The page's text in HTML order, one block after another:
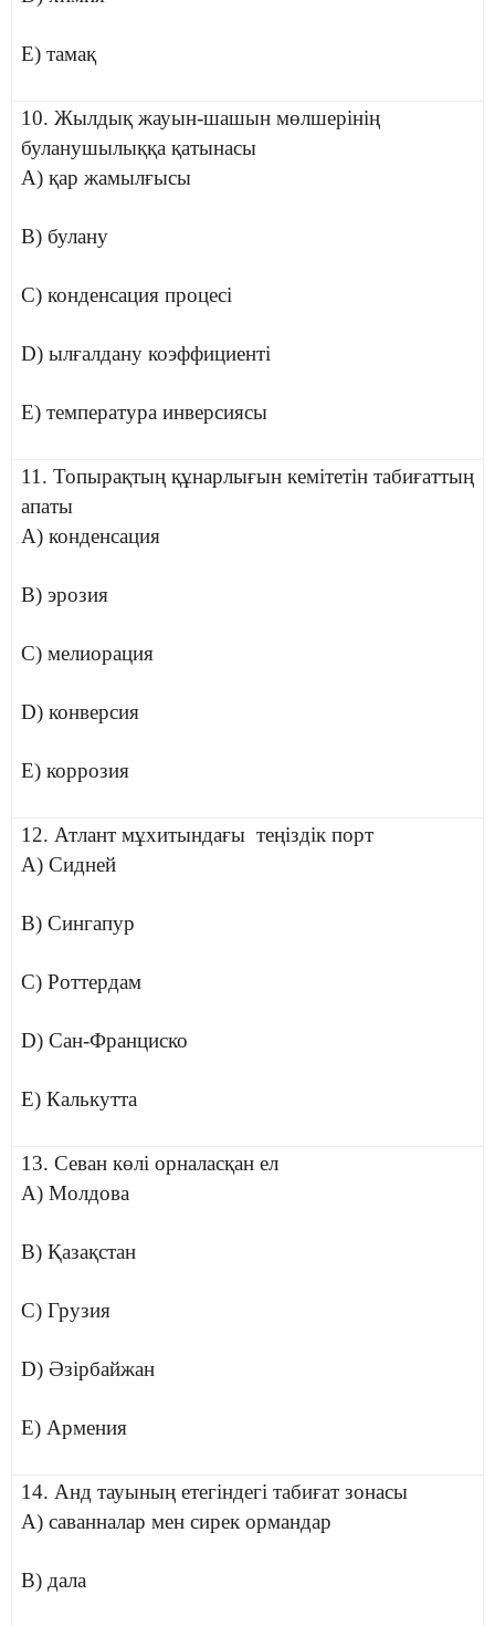
E) тамақ
10. Жылдық жауын-шашын мөлшерінің
буланушылыққа қатынасы
A) қар жамылғысы
B) булану
C) конденсация процесі
D) ылғалдану коэффициенті
E) температура инверсиясы
11. Топырақтың құнарлығын кемітетін табиғаттың
апаты
A) конденсация
B) эрозия
C) мелиорация
D) конверсия
E) коррозия
12. Атлант мұхитындағы теңіздік порт
A) Сидней
B) Сингапур
C) Роттердам
D) Сан-Франциско
E) Калькутта
13. Севан көлі орналасқан ел
A) Молдова
B) Қазақстан
C) Грузия
D) Әзірбайжан
E) Армения
14. Анд тауының етегіндегі табиғат зонасы
A) саванналар мен сирек ормандар
B) дала